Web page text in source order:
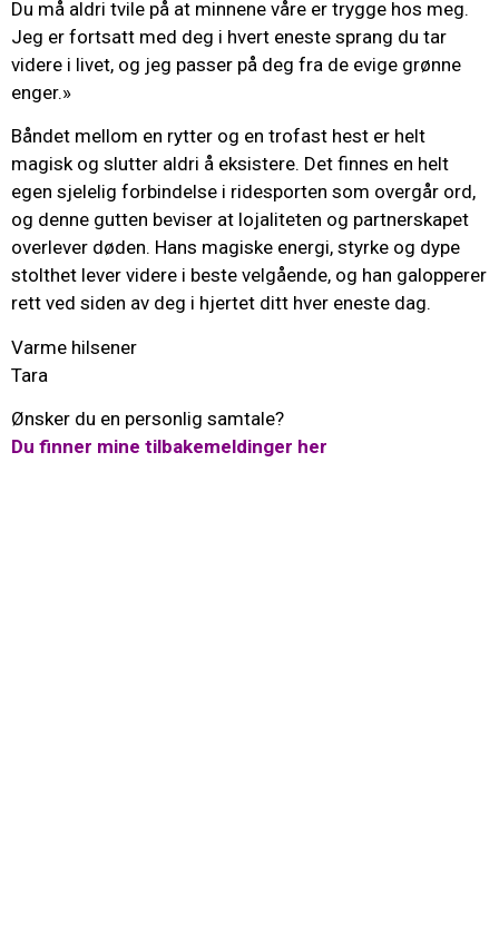
Du må aldri tvile på at minnene våre er trygge hos meg.
Jeg er fortsatt med deg i hvert eneste sprang du tar
videre i livet, og jeg passer på deg fra de evige grønne
enger.»
Båndet mellom en rytter og en trofast hest er helt
magisk og slutter aldri å eksistere. Det finnes en helt
egen sjelelig forbindelse i ridesporten som overgår ord,
og denne gutten beviser at lojaliteten og partnerskapet
overlever døden. Hans magiske energi, styrke og dype
stolthet lever videre i beste velgående, og han galopperer
rett ved siden av deg i hjertet ditt hver eneste dag.
Varme hilsener
Tara
Ønsker du en personlig samtale?
Du finner mine tilbakemeldinger her